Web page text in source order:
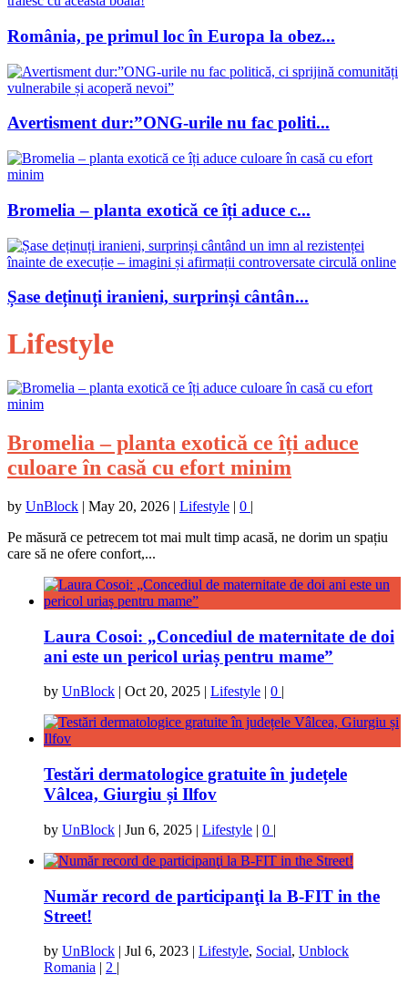
România, pe primul loc în Europa la obez...
Avertisment dur:”ONG-urile nu fac politi...
Bromelia – planta exotică ce îți aduce c...
Șase deținuți iranieni, surprinși cântân...
Lifestyle
Bromelia – planta exotică ce îți aduce
culoare în casă cu efort minim
by UnBlock | May 20, 2026 | Lifestyle | 0 |
Pe măsură ce petrecem tot mai mult timp acasă, ne dorim un spațiu
care să ne ofere confort,...
Laura Cosoi: „Concediul de maternitate de doi
ani este un pericol uriaș pentru mame”
by UnBlock | Oct 20, 2025 | Lifestyle | 0 |
Testări dermatologice gratuite în județele
Vâlcea, Giurgiu și Ilfov
by UnBlock | Jun 6, 2025 | Lifestyle | 0 |
Număr record de participanţi la B-FIT in the
Street!
by UnBlock | Jul 6, 2023 | Lifestyle, Social, Unblock
Romania | 2 |